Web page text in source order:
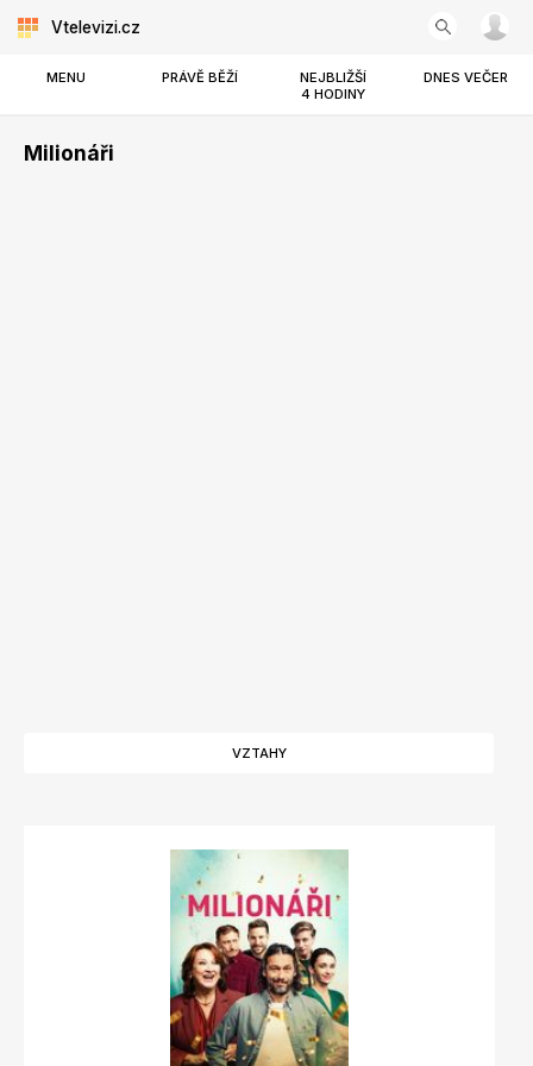
Vtelevizi.cz
MENU PRÁVĚ BĚŽÍ
NEJBLIŽŠÍ
4 HODINY
DNES VEČER
Milionáři
VZTAHY